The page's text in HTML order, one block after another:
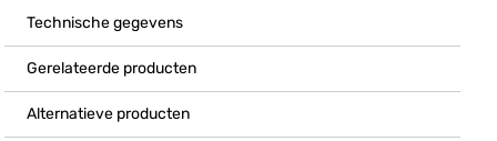
Technische gegevens
Gerelateerde producten
Alternatieve producten